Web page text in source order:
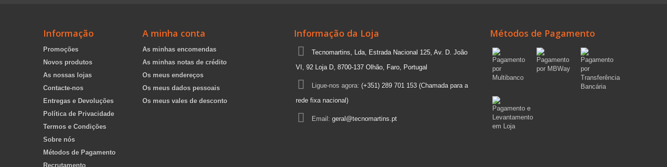
Informação
Promoções
Novos produtos
As nossas lojas
Contacte-nos
Entregas e Devoluções
Política de Privacidade
Termos e Condições
Sobre nós
Métodos de Pagamento
Recrutamento
A minha conta
As minhas encomendas
As minhas notas de crédito
Os meus endereços
Os meus dados pessoais
Os meus vales de desconto
Informação da Loja
Tecnomartins, Lda, Estrada Nacional 125, Av. D. João
VI, 92 Loja D, 8700-137 Olhão, Faro, Portugal
Ligue-nos agora: (+351) 289 701 153 (Chamada para a
rede fixa nacional)
Email: geral@tecnomartins.pt
Métodos de Pagamento